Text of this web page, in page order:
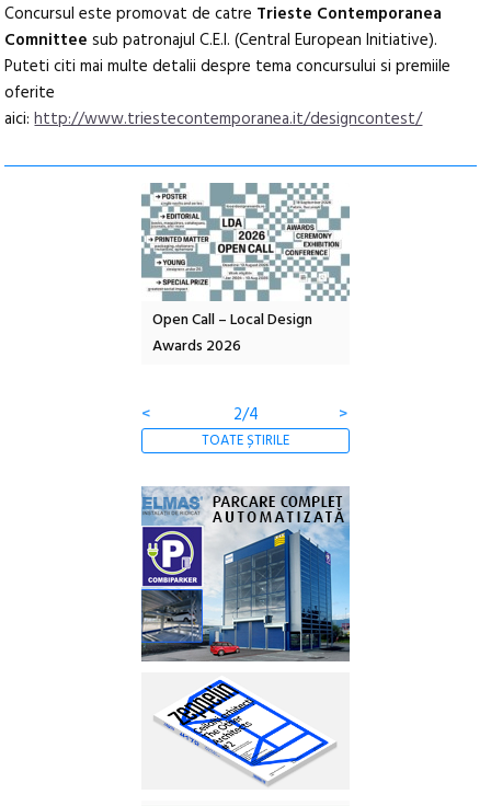
Concursul este promovat de catre Trieste Contemporanea
Comnittee sub patronajul C.E.I. (Central European Initiative).
Puteti citi mai multe detalii despre tema concursului si premiile
oferite
aici:http://www.triestecontemporanea.it/designcontest/
Open Call – Local Design
Awards 2026
<
2/4 >
TOATE ȘTIRILE